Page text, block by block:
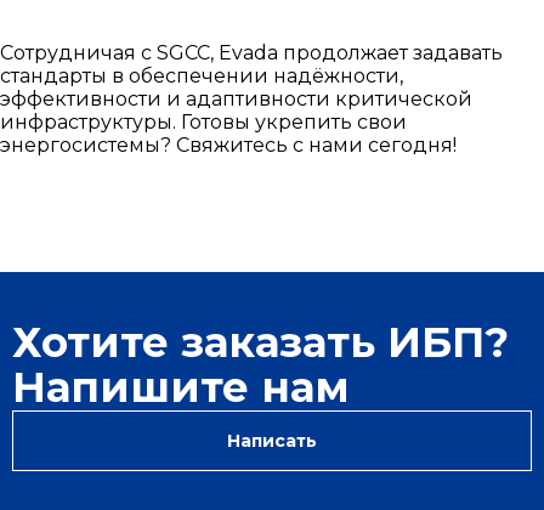
Сотрудничая с SGCC, Evada продолжает задавать
стандарты в обеспечении надёжности,
эффективности и адаптивности критической
инфраструктуры. Готовы укрепить свои
энергосистемы? Свяжитесь с нами сегодня!
Хотите заказать ИБП?
Напишите нам
Написать